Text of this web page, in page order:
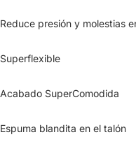
Reduce presión y molestias
Superflexible
Acabado SuperComodida
Espuma blandita en el talón